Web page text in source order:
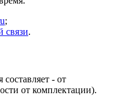
;
связи.
- от
от комплектации).